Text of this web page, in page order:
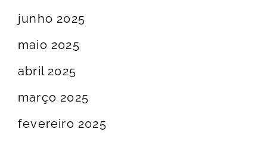
junho 2025
maio 2025
abril 2025
março 2025
fevereiro 2025